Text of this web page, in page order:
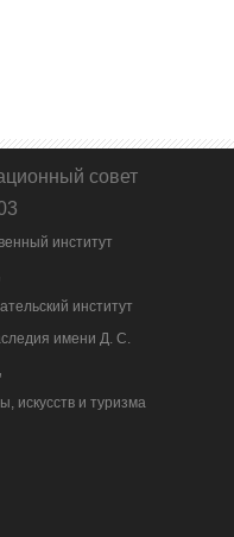
совет
институт
институт
имени Д. С.
,
искусств и туризма